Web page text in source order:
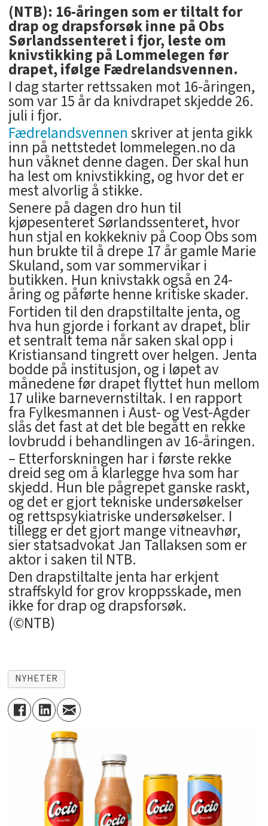
(NTB): 16-åringen som er tiltalt for
drap og drapsforsøk inne på Obs
Sørlandssenteret i fjor, leste om
knivstikking på Lommelegen før
drapet, ifølge Fædrelandsvennen.
I dag starter rettssaken mot 16-åringen,
som var 15 år da knivdrapet skjedde 26.
juli i fjor.
Fædrelandsvennenskriver at jenta gikk
inn på nettstedet lommelegen.no da
hun våknet denne dagen. Der skal hun
ha lest om knivstikking, og hvor det er
mest alvorlig å stikke.
Senere på dagen dro hun til
kjøpesenteret Sørlandssenteret, hvor
hun stjal en kokkekniv på Coop Obs som
hun brukte til å drepe 17 år gamle Marie
Skuland, som var sommervikar i
butikken. Hun knivstakk også en 24-
åring og påførte henne kritiske skader.
Fortiden til den drapstiltalte jenta, og
hva hun gjorde i forkant av drapet, blir
et sentralt tema når saken skal opp i
Kristiansand tingrett over helgen. Jenta
bodde på institusjon, og i løpet av
månedene før drapet flyttet hun mellom
17 ulike barnevernstiltak. I en rapport
fra Fylkesmannen i Aust- og Vest-Agder
slås det fast at det ble begått en rekke
lovbrudd i behandlingen av 16-åringen.
– Etterforskningen har i første rekke
dreid seg om å klarlegge hva som har
skjedd. Hun ble pågrepet ganske raskt,
og det er gjort tekniske undersøkelser
og rettspsykiatriske undersøkelser. I
tillegg er det gjort mange vitneavhør,
sier statsadvokat Jan Tallaksen som er
aktor i saken til NTB.
Den drapstiltalte jenta har erkjent
straffskyld for grov kroppsskade, men
ikke for drap og drapsforsøk.
(©NTB)
NYHETER